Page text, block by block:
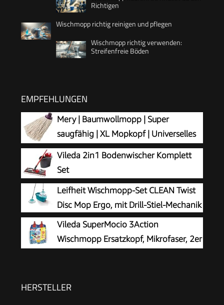
Richtigen
Wischmopp richtig reinigen und pflegen
Wischmopp richtig verwenden:
Streifenfreie Böden
EMPFEHLUNGEN
Mery | Baumwollmopp | Super
saugfähig | XL Mopkopf | Universelles
Gewinde | Robuster Wischmopp |
Naturfarbe | 22 cm, Ekrü
Vileda 2in1 Bodenwischer Komplett
Set
Leifheit Wischmopp-Set CLEAN Twist
Disc Mop Ergo, mit Drill-Stiel-Mechanik
Vileda SuperMocio 3Action
Wischmopp Ersatzkopf, Mikrofaser, 2er
HERSTELLER